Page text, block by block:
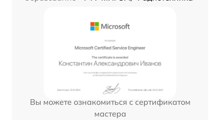
Вы можете ознакомиться с сертификатом
мастера